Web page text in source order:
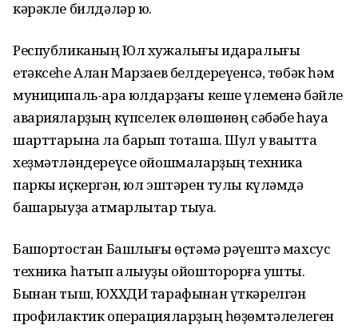
кәрәкле билдәләр юҡ.
Республиканың Юл хужалығы идаралығы
етәксеһе Алан Марзаев белдереүенсә, төбәк һәм
муниципаль-ара юлдарҙағы кеше үлеменә бәйле
аварияларҙың күпселек өлөшөнөң сәбәбе һауа
шарттарына ла барып тоташа. Шул уҡ ваҡытта
хеҙмәтләндереүсе ойошмаларҙың техника
паркы иҫкергән, юл эштәрен тулы күләмдә
башҡарыуҙа ҡатмарлыҡтар тыуа.
Башҡортостан Башлығы өҫтәмә рәүештә махсус
техника һатып алыуҙы ойошторорға ҡушты.
Бынан тыш, ЮХХДИ тарафынан үткәрелгән
профилактик операцияларҙың һөҙөмтәлелеген